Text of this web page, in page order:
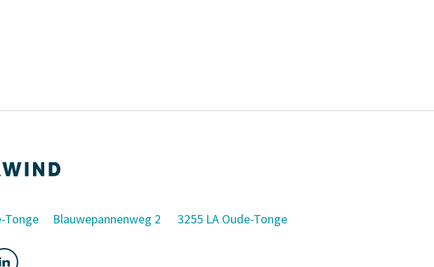
Tonge Blauwepannenweg 2 3255 LA Oude-Tonge